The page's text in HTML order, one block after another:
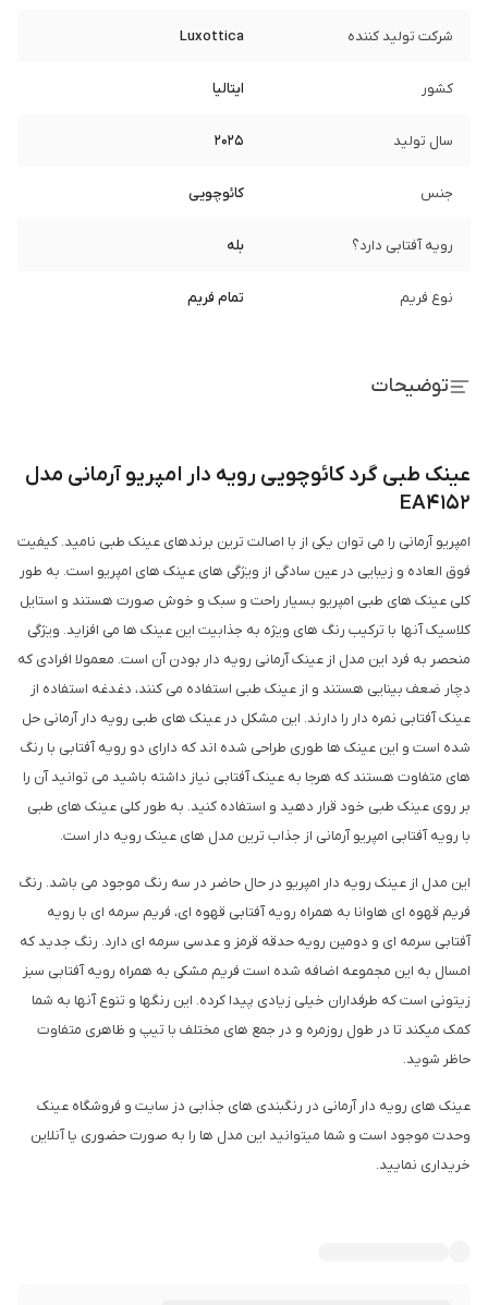
شرکت تولید کننده Luxottica
کشور ایتالیا
سال تولید 2025
جنس کائوچویی
رویه آفتابی دارد؟ بله
نوع فریم تمام فریم
توضیحات
عینک طبی گرد کائوچویی رویه دار امپریو آرمانی مدل
EA4152
امپریو آرمانی را می توان یکی از با اصالت ترین برندهای عینک طبی نامید. کیفیت
فوق العاده و زیبایی در عین سادگی از ویژگی های عینک های امپریو است. به طور
کلی عینک های طبی امپریو بسیار راحت و سبک و خوش صورت هستند و استایل
کلاسیک آنها با ترکیب رنگ های ویژه به جذابیت این عینک ها می افزاید. ویژگی
منحصر به فرد این مدل از عینک آرمانی رویه دار بودن آن است. معمولا افرادی که
دچار ضعف بینایی هستند و از عینک طبی استفاده می کنند، دغدغه استفاده از
عینک آفتابی نمره دار را دارند. این مشکل در عینک های طبی رویه دار آرمانی حل
شده است و این عینک ها طوری طراحی شده اند که دارای دو رویه آفتابی با رنگ
های متفاوت هستند که هرجا به عینک آفتابی نیاز داشته باشید می توانید آن را
بر روی عینک طبی خود قرار دهید و استفاده کنید. به طور کلی عینک های طبی
با رویه آفتابی امپریو آرمانی از جذاب ترین مدل های عینک رویه دار است.
این مدل از عینک رویه دار امپریو در حال حاضر در سه رنگ موجود می باشد. رنگ
فریم قهوه ای هاوانا به همراه رویه آفتابی قهوه ای، فریم سرمه ای با رویه
آفتابی سرمه ای و دومین رویه حدقه قرمز و عدسی سرمه ای دارد. رنگ جدید که
امسال به این مجموعه اضافه شده است فریم مشکی به همراه رویه آفتابی سبز
زیتونی است که طرفداران خیلی زیادی پیدا کرده. این رنگها و تنوع آنها به شما
کمک میکند تا در طول روزمره و در جمع های مختلف با تیپ و ظاهری متفاوت
حاظر شوید.
عینک های رویه دار آرمانی در رنگبندی های جذابی دز سایت و فروشگاه عینک
وحدت موجود است و شما میتوانید این مدل ها را به صورت حضوری یا آنلاین
خریداری نمایید.